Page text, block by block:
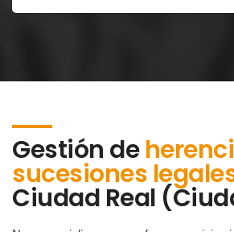
Gestión de
sucesiones
Ciudad Real